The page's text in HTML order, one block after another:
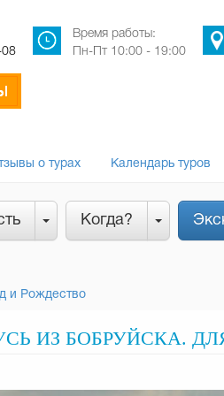
08
Время работы:
Пн-Пт 10:00 - 19:00
о турах Календарь туров
Когда?
и Рождество
ИЗ БОБРУЙСКА.